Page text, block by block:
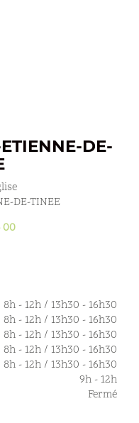
DE-
DE-TINEE
00
8h - 12h / 13h30 - 16h30
8h - 12h / 13h30 - 16h30
8h - 12h / 13h30 - 16h30
8h - 12h / 13h30 - 16h30
8h - 12h / 13h30 - 16h30
9h - 12h
Fermé